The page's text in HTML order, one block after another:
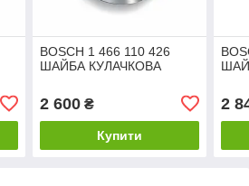
BOSCH 1 466 110 426
ШАЙБА КУЛАЧКОВА
2 600₴
Купити
2